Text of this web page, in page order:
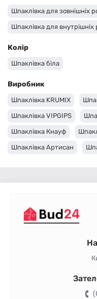
Шпаклівка для зовнішніх
Шпаклівка для внутрішніх
Колір
Шпаклівка біла
Виробник
Шпаклівка KRUMIX
Шпаклівка VIPGIPS
Шпаклівка Кнауф
Шпаклівка Артисан